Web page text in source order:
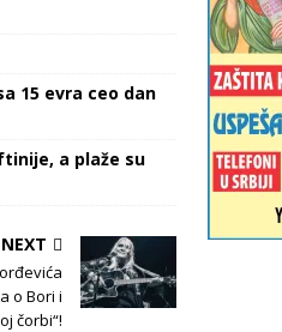
15 evra ceo dan
a plaže su
NEXT
o Bori i
čorbi“!